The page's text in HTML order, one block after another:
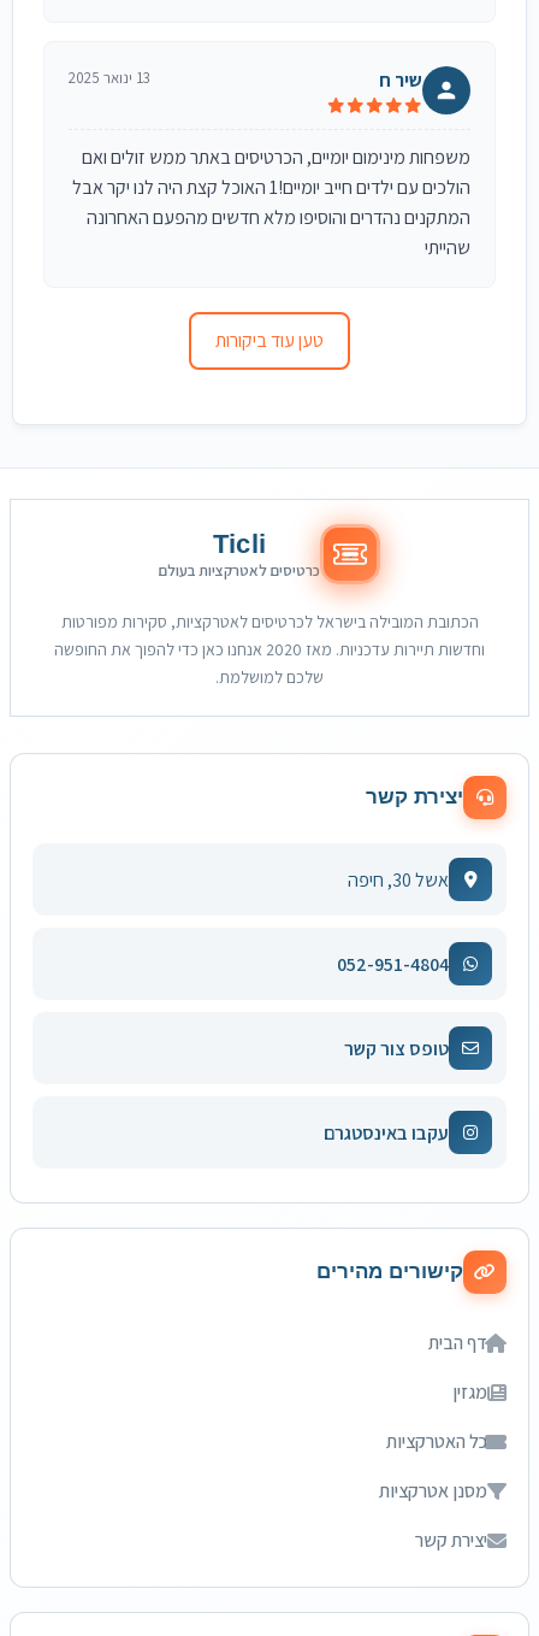
שיר ח 13 ינואר 2025
משפחות מינימום יומיים, הכרטיסים באתר ממש זולים ואם
הולכים עם ילדים חייב יומיים!1 האוכל קצת היה לנו יקר אבל
המתקנים נהדרים והוסיפו מלא חדשים מהפעם האחרונה
שהייתי
טען עוד ביקורות
Ticli
כרטיסים לאטרקציות בעולם
הכתובת המובילה בישראל לכרטיסים לאטרקציות, סקירות מפורטות
וחדשות תיירות עדכניות. מאז 2020 אנחנו כאן כדי להפוך את החופשה
שלכם למושלמת.
יצירת קשר
אשל 30, חיפה
052-951-4804
טופס צור קשר
עקבו באינסטגרם
קישורים מהירים
דף הבית
מגזין
כל האטרקציות
מסנן אטרקציות
יצירת קשר